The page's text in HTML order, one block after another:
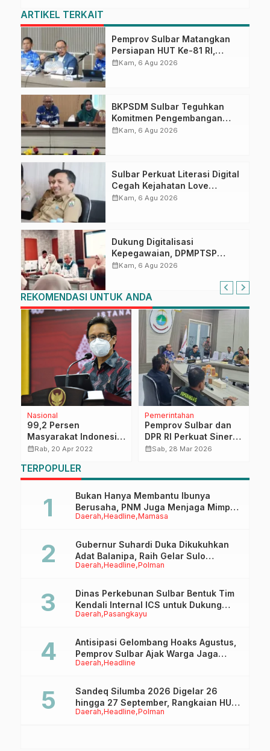
ARTIKEL TERKAIT
Pemprov Sulbar Matangkan
Persiapan HUT Ke-81 RI,
Puncak Upacara di Lapangan
calendar_monthKam, 6 Agu 2026
BKPSDM Sulbar Teguhkan
Komitmen Pengembangan
Kompetensi ASN melalui
calendar_monthKam, 6 Agu 2026
Sulbar Perkuat Literasi Digital
Cegah Kejahatan Love
Scamming
calendar_monthKam, 6 Agu 2026
Dukung Digitalisasi
Kepegawaian, DPMPTSP
Sulbar Siap Terapkan Aplikasi
calendar_monthKam, 6 Agu 2026
REKOMENDASI UNTUK ANDA
Nasional
99,2 Persen
Masyarakat Indonesia
Sudah Memiliki
calendar_monthRab, 20 Apr 2022
Pemerintahan
Pemprov Sulbar dan
DPR RI Perkuat Sinergi
Program Pusat untuk
calendar_monthSab, 28 Mar 2026
TERPOPULER
Daerah Headline Mamasa
Bukan Hanya Membantu Ibunya
Berusaha, PNM Juga Menjaga Mimpi
Anaknya Untuk Menggapai Cita-Cita
Daerah Headline Polman
Gubernur Suhardi Duka Dikukuhkan
Adat Balanipa, Raih Gelar Sulo
Tappidena
Daerah Pasangkayu
Dinas Perkebunan Sulbar Bentuk Tim
Kendali Internal ICS untuk Dukung
Sertifikasi ISPO Pekebun di
Daerah Headline
Antisipasi Gelombang Hoaks Agustus,
Pemprov Sulbar Ajak Warga Jaga
Ruang Digital
Daerah Headline Polman
Sandeq Silumba 2026 Digelar 26
hingga 27 September, Rangkaian HUT
Sulbar